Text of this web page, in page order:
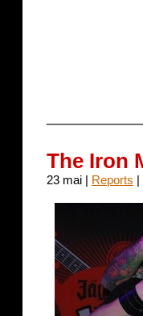
The Iron
23 mai | Reports |